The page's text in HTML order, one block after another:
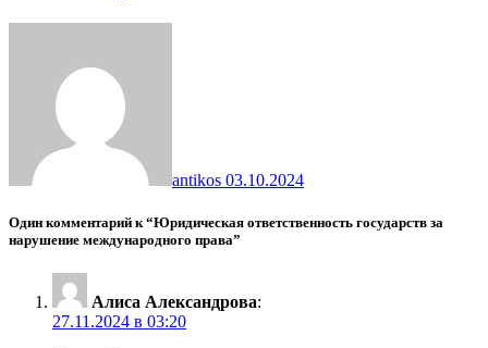
antikos 03.10.2024
Один комментарий к “Юридическая ответственность государств за
нарушение международного права”
Алиса Александрова:
27.11.2024 в 03:20